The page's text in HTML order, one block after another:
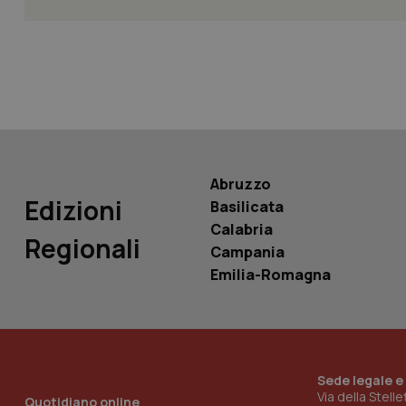
Edizioni
Regionali
Abruzzo
Basilicata
Calabria
Campania
Emilia-Romagna
Quotidiano online
Sede legale
Via della
_ga_KM60CM4NPH